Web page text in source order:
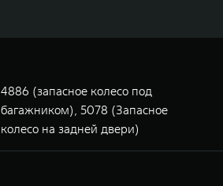
4886 (запасное колесо под
багажником), 5078 (Запасное
колесо на задней двери)